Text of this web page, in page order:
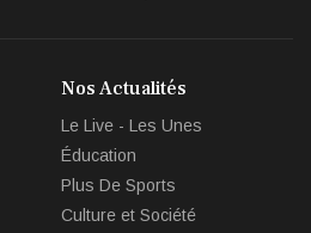
Nos Actualités
Le Live - Les Unes
Éducation
Plus De Sports
Culture et Société